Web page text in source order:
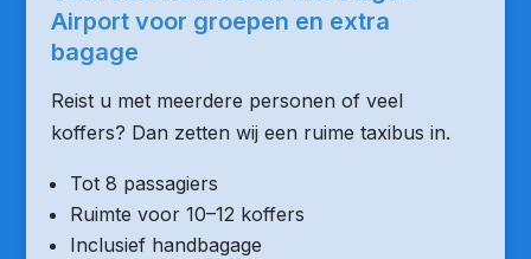
Airport voor groepen en extra
bagage
Reist u met meerdere personen of veel
koffers? Dan zetten wij een ruime taxibus in.
Tot 8 passagiers
Ruimte voor 10–12 koffers
Inclusief handbagage